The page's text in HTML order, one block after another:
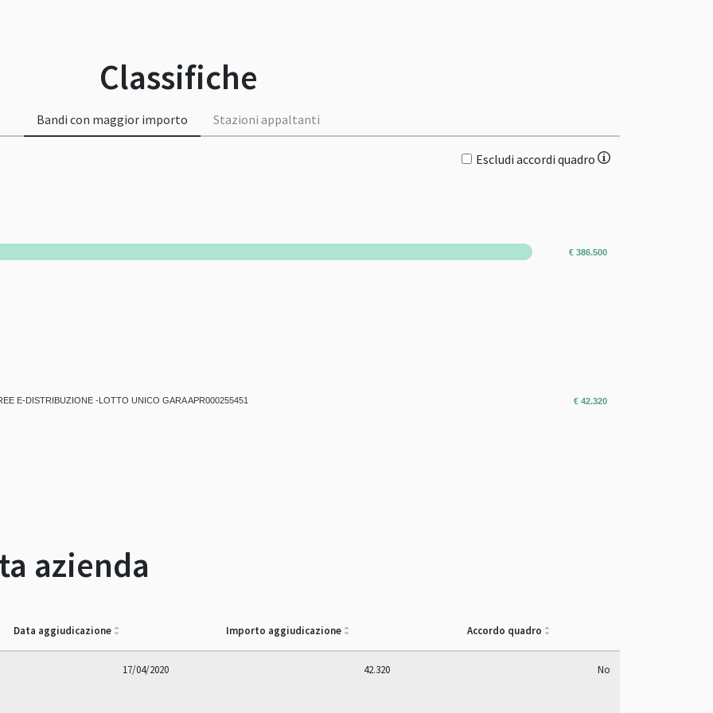
Classifiche
Bandi con maggior importo Stazioni appaltanti
Escludi accordi quadro
E-DISTRIBUZIONE -LOTTO UNICO GARA APR000255451
€ 386.500
€ 42.320
azienda
Data aggiudicazione Importo aggiudicazione Accordo quadro
17/04/2020 42.320 No